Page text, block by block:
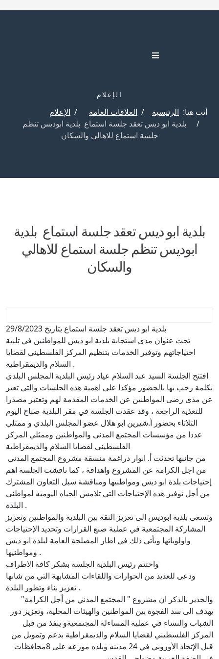
الإعلام
أنت هنا: الرئيسية العلاقات العامة
الإعلام
بلدية ابو ديس تعقد جلسة استماع ‎ بلدية ابوديس تنظم
جلسة استماع للاهالي والسكان
بلدية ابو ديس تعقد جلسة استماع ‎ بلدية
ابوديس تنظم جلسة استماع للاهالي
والسكان
‎بلدية ابو ديس تعقد جلسة استماع بتاريخ 29/8/2023
احتياجاتهم وتوفير الخدمات بتنظيم المركز الفلسطيني لقضايا
السلام والديمقراطية .
بكلمة رحب بها بالحضور مؤكدا على اهمية هذه الجلسات والتي تعبر
عن مدى رضى المواطنين عن الخدمات المقدمة لهم وتعتبر مصدرا
للتغذية الراجعة ، وقد عقدت الجلسة في مقر البلدية صباح اليوم
الثلاثاء بحضور أ.شيرين ابو هلال عضو المجلس البلدي و ممثلي
عددا من مؤسسات المجتمع المدني والمواطنين وممثلي المركز
الفلسطيني لقضايا السلام والديمقراطية
من اجل الكرامة عن المشروع واهدافة ، كما ناقشت الجلسة اهم
إحتياجات بلدة ابو ديس ومواطنيها ومناقشة سبل التعاون المشترك
من أجل توفير هذه الإحتياجات التي تلامس الحياه اليوميه لمواطني
البلدة .
المشاركة المجتمعية في عملية صنع القرارات وتحديد الإحتياجات
واولوياتها ويأتي ذلك في اطار المصلحة العامة لبلدة ابو ديس
ومواطنيها .
‎واختتم رئيس البلدية الجلسة بشكر كافة الاطراف
تعزيز بناء وتطور البلدة .
والجدير بالذكر ان مشروع " المجتمع المدني من أجل الكرامة"
يهدف الى سد الفجوة بين المواطنين والهيئات المحلية، وتعزيز دور
الشباب والنساء في عملية المساءلة المجتمعيةو ينفذ من قبل
المركز الفلسطيني لقضايا السلام والديمقراطية بدعم وتمويل من
قبل الإتحاد الأوروبي في 24 مدينه وبلده موزعه على 8محافظات